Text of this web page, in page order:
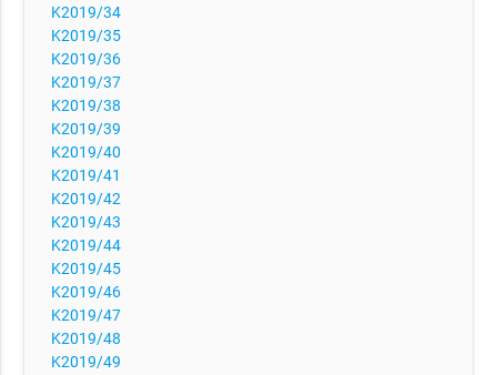
K2019/34
K2019/35
K2019/36
K2019/37
K2019/38
K2019/39
K2019/40
K2019/41
K2019/42
K2019/43
K2019/44
K2019/45
K2019/46
K2019/47
K2019/48
K2019/49